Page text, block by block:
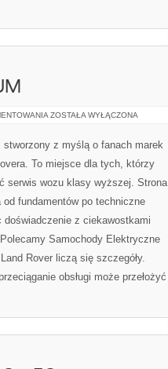
ZAKUP
ZOSTAŁA WYŁĄCZONA
stworzony z myślą o fanach marek
To miejsce dla tych, którzy
serwis wozu klasy wyższej. Strona
fundamentów po techniczne
doświadczenie z ciekawostkami
Samochody Elektryczne
Rover liczą się szczegóły.
obsługi może przełożyć